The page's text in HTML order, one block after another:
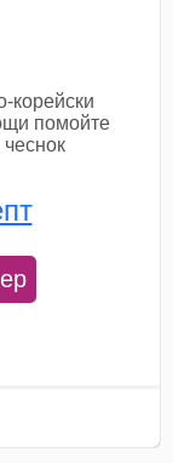
корейски
помойте